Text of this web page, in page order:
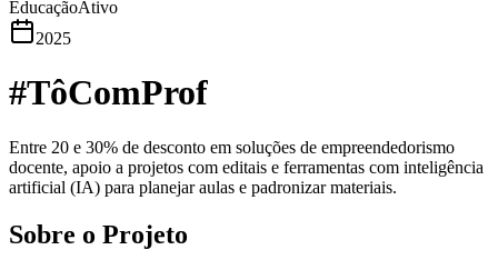
EducaçãoAtivo
2025
#TôComProf
Entre 20 e 30% de desconto em soluções de empreendedorismo
docente, apoio a projetos com editais e ferramentas com inteligência
artificial (IA) para planejar aulas e padronizar materiais.
Sobre o Projeto